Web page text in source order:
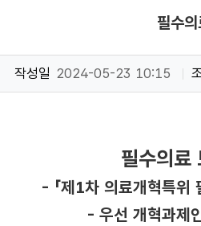
필수
작성일 2024-05-23 10:15
필수의료
- 「제1차 의료개혁특위
- 우선 개혁과제